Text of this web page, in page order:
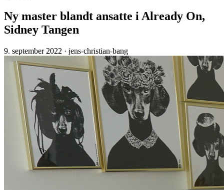
Ny master blandt ansatte i Already On,
Sidney Tangen
9. september 2022 · jens-christian-bang